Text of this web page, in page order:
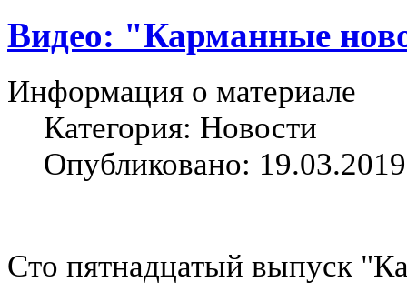
Видео: "Карманные
Информация о материале
Категория: Новости
Опубликовано:
Сто пятнадцатый выпуск